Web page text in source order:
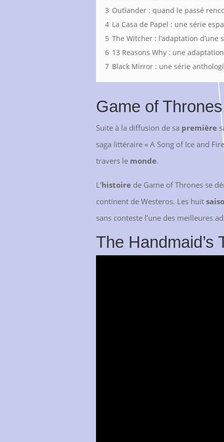
3 Outlander : quand le passé
4 La Casa de Papel : une série
5 The Witcher : l’adaptation d’une
6 13 Reasons Why : une
7 Black Mirror : une série
Game of
Suite à la diffusion de sa première
saga littéraire « A Song of Ice and
travers le monde.
L’histoire de Game of Thrones se
continent de Westeros. Les huit
sans conteste l’une des meilleures
The Handmaid’s